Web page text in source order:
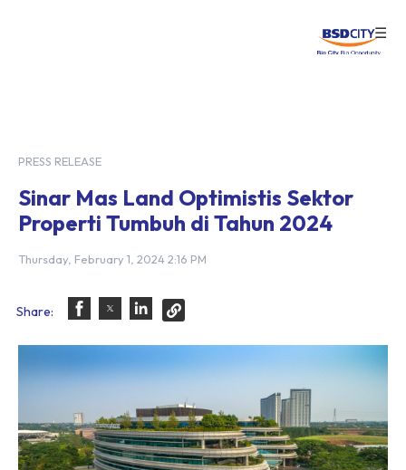
☰
PRESS RELEASE
Sinar Mas Land Optimistis Sektor
Properti Tumbuh di Tahun 2024
Thursday, February 1, 2024 2:16 PM
Share: